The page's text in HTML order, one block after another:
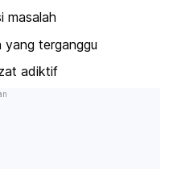
masalah
terganggu
adiktif